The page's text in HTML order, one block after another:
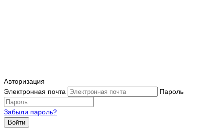
Авторизация
Электронная почта
Пароль
Забыли пароль?
Войти